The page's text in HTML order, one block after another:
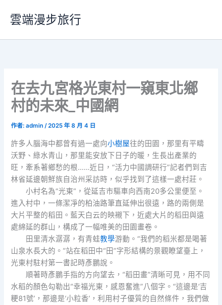
要
雲端漫步旅行
在去九宮格光東村一窺東北鄉
村的未來_中國網
作者:admin/2025 年 8 月 4 日
許多人腦海中都曾有過一處向小樹屋往的田園，那里有平疇
沃野、綠水青山，那里能安放下日子的暖，生長出產業的
旺，牽系著鄉愁的根……近日，“活力中國調研行”記者們到吉
林省延邊朝鮮族自治州采訪時，似乎找到了這樣一處村莊。
小村名為“光東”，從延吉市驅車向西南20多公里便至。
進入村中，一條潔凈的柏油路筆直延伸出很遠，路的兩側是
大片平整的稻田。藍天白云的映襯下，近處大片的稻田與遠
處綿延的群山，構成了一幅唯美的田園畫卷。
田里清水潺潺，有青蛙教學游動。“我們的稻米都是喝著
山泉水長大的。”站在稻田中“田”字形結構的景觀瞭望臺上，
光東村駐村第一書記時彥鵬說。
順著時彥鵬手指的方向望去，“稻田畫”清晰可見，用不同
水稻的顏色勾勒出“幸福光東，感恩奮進”八個字。“這邊是‘吉
粳81號’，那邊是‘小粒香’，利用村子優質的自然條件，我們做